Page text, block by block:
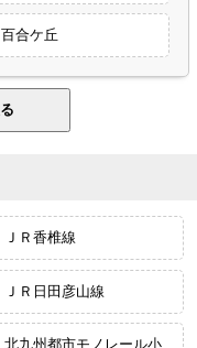
百合ケ丘
ＪＲ香椎線
ＪＲ日田彦山線
北九州都市モノレール小